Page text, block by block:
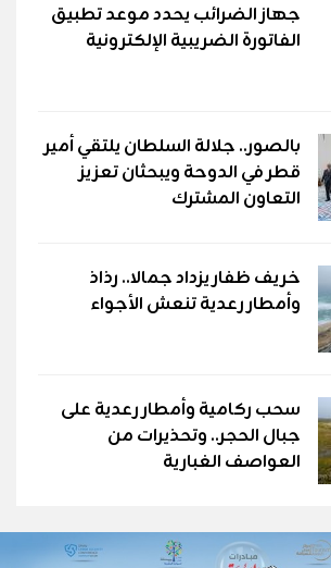
جهاز الضرائب يحدد موعد تطبيق
الفاتورة الضريبية الإلكترونية
بالصور.. جلالة السلطان يلتقي أمير
قطر في الدوحة ويبحثان تعزيز
التعاون المشترك
خريف ظفار يزداد جمالا.. رذاذ
وأمطار رعدية تنعش الأجواء
سحب ركامية وأمطار رعدية على
جبال الحجر.. وتحذيرات من
العواصف الغبارية